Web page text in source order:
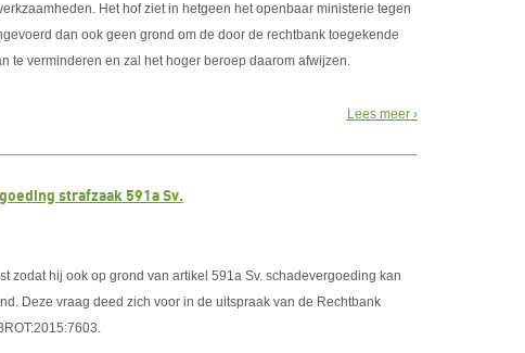
Het hof ziet in hetgeen het openbaar ministerie tegen
dan ook geen grond om de door de rechtbank toegekende
te verminderen en zal het hoger beroep daarom afwijzen.
Lees meer ›
strafzaak 591a Sv.
zodat hij ook op grond van artikel 591a Sv. schadevergoeding kan
Deze vraag deed zich voor in de uitspraak van de Rechtbank